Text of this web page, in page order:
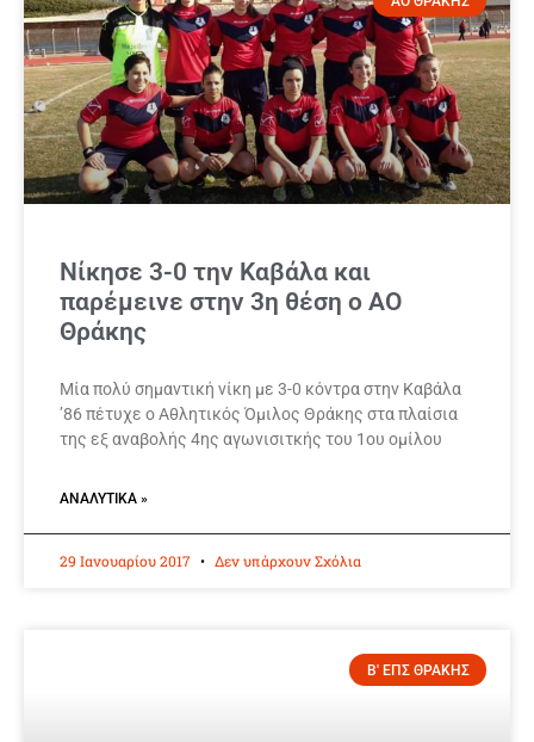
Νίκησε 3-0 την Καβάλα και
παρέμεινε στην 3η θέση ο ΑΟ
Θράκης
Μία πολύ σημαντική νίκη με 3-0 κόντρα στην Καβάλα
’86 πέτυχε ο Αθλητικός Όμιλος Θράκης στα πλαίσια
της εξ αναβολής 4ης αγωνισιτκής του 1ου ομίλου
ΑΝΑΛΥΤΙΚΆ »
29 Ιανουαρίου 2017 Δεν υπάρχουν Σχόλια
Β' ΕΠΣ ΘΡΑΚΗΣ